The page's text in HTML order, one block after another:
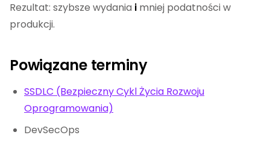
Rezultat: szybsze wydania i mniej podatności w
produkcji.
Powiązane terminy
SSDLC (Bezpieczny Cykl Życia Rozwoju
Oprogramowania)
DevSecOps